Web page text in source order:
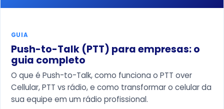
GUIA
Push-to-Talk (PTT) para empresas: o
guia completo
O que é Push-to-Talk, como funciona o PTT over
Cellular, PTT vs rádio, e como transformar o celular da
sua equipe em um rádio profissional.